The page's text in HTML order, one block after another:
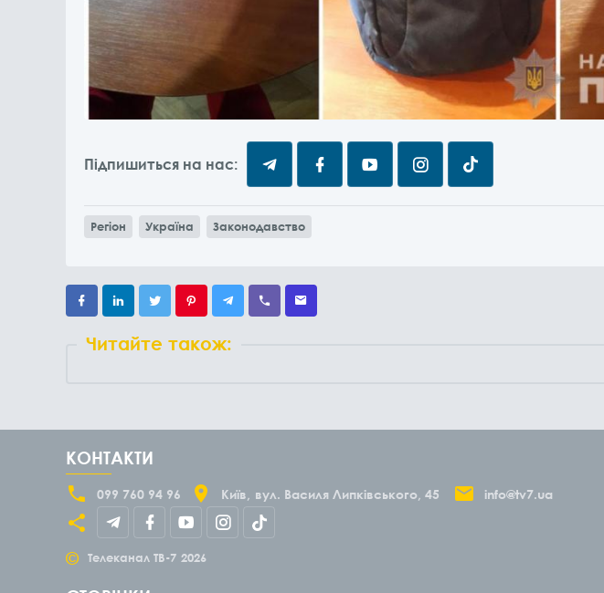
Підпишиться на нас:
Регіон Україна Законодавство
Читайте також:
КОНТАКТИ
099 760 94 96 Київ вул. Василя Липківського, 45 info@tv7.ua
© Телеканал ТВ-7 2026